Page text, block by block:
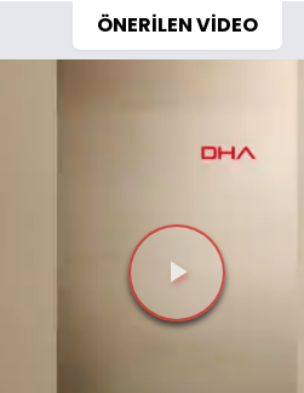
ÖNERİLEN VİDEO
Videoyu